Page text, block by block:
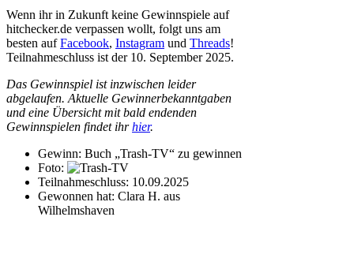
Wenn ihr in Zukunft keine Gewinnspiele auf
hitchecker.de verpassen wollt, folgt uns am
besten aufFacebook, Instagram und Threads!
Teilnahmeschluss ist der 10. September 2025.
Das Gewinnspiel ist inzwischen leider
abgelaufen. Aktuelle Gewinnerbekanntgaben
und eine Übersicht mit bald endenden
Gewinnspielen findet ihrhier.
Gewinn: Buch „Trash-TV“ zu gewinnen
Foto:
Teilnahmeschluss: 10.09.2025
Gewonnen hat: Clara H. aus
Wilhelmshaven